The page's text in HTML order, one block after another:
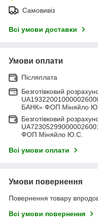
Самовивіз
Всі умови доставки
Умови оплати
Післяплата
Безготівковий
БАНК» ФОП Міняйло
Безготівковий
ФОП Міняйло Ю.С.
Всі умови оплати
Умови повернення
Повернення товару
Всі умови повернення